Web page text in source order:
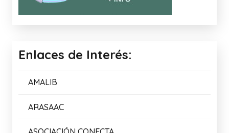
Enlaces de Interés:
AMALIB
ARASAAC